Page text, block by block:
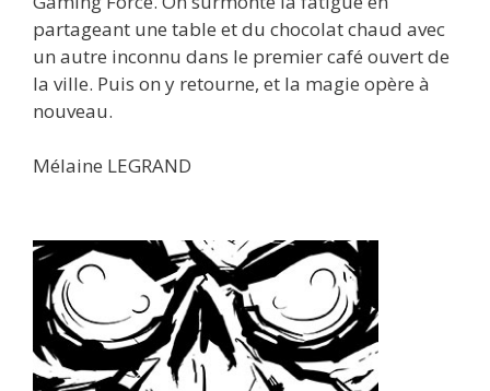
partageant une table et du chocolat chaud avec
un autre inconnu dans le premier café ouvert de
la ville. Puis on y retourne, et la magie opère à
nouveau.
Mélaine LEGRAND